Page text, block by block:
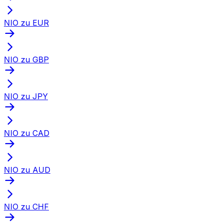
NIO zu EUR
NIO zu GBP
NIO zu JPY
NIO zu CAD
NIO zu AUD
NIO zu CHF